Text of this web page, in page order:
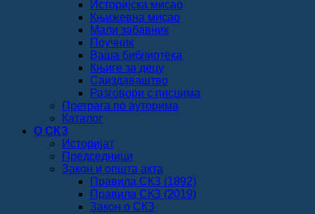
Историјска мисао
Књижевна мисао
Мали забавник
Поучник
Ваша библиотека
Књиге за децу
Саиздаваштво
Разговори с писцима
Претрага по ауторима
Каталог
О СКЗ
Историјат
Председници
Закон и општа акта
Правила СКЗ (1892)
Правила СКЗ (2019)
Закон о СКЗ